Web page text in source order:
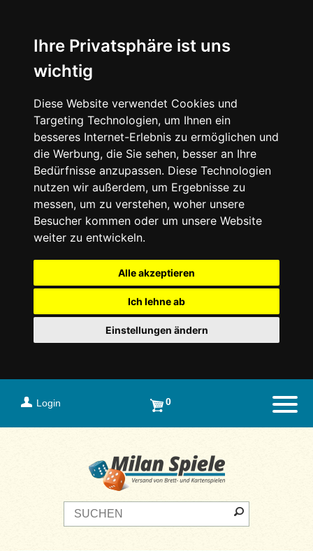
Ihre Privatsphäre ist uns
wichtig
Diese Website verwendet Cookies und
Targeting Technologien, um Ihnen ein
besseres Internet-Erlebnis zu ermöglichen und
die Werbung, die Sie sehen, besser an Ihre
Bedürfnisse anzupassen. Diese Technologien
nutzen wir außerdem, um Ergebnisse zu
messen, um zu verstehen, woher unsere
Besucher kommen oder um unsere Website
weiter zu entwickeln.
Alle akzeptieren
Ich lehne ab
Einstellungen ändern
Login 0